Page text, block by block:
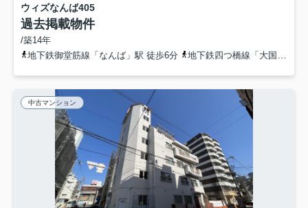
ウィズなんば405
過去掲載物件
/築14年
地下鉄御堂筋線「なんば」駅 徒歩6分
地下鉄四つ橋線「大国町」駅 徒歩7分
中古マンション